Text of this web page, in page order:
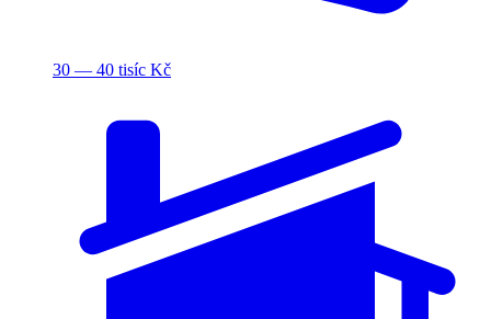
30 — 40 tisíc Kč